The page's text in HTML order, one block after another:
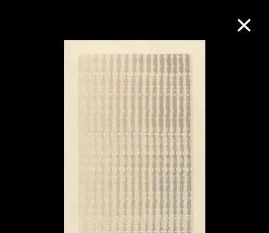
M+藏品
關於M+藏品
探索世界頂級的二十及二十一世紀視覺